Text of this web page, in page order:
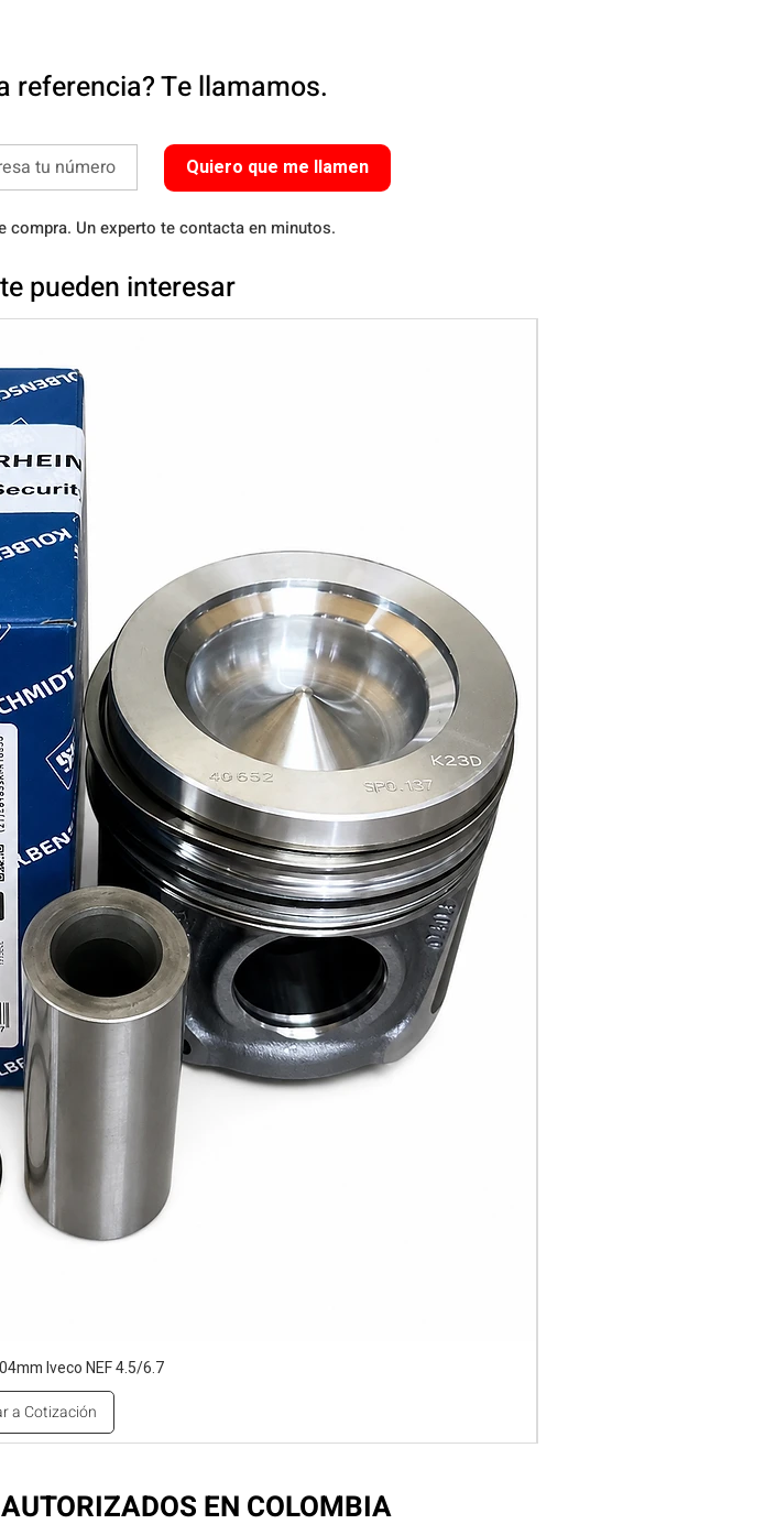
referencia? Te llamamos.
Quiero que me llamen
compra. Un experto te contacta en minutos.
pueden interesar
Iveco NEF 4.5/6.7
a Cotización
EN COLOMBIA